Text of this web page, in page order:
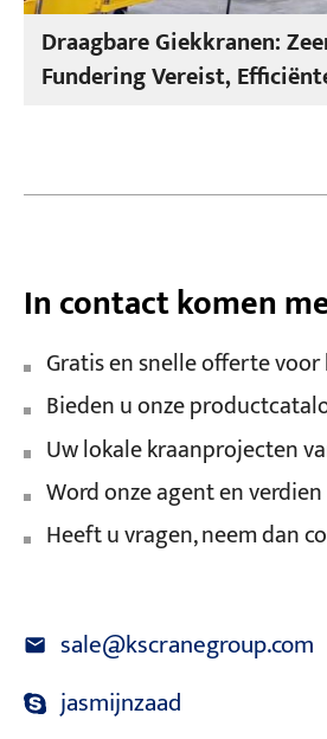
Draagbare Giekkranen:
Fundering Vereist,
In contact komen
Gratis en snelle offerte
Bieden u onze
Uw lokale kraanprojecten
Word onze agent en
Heeft u vragen, neem dan
sale@kscranegroup.com
jasmijnzaad